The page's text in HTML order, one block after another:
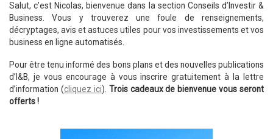
Salut, c’est Nicolas, bienvenue dans la section Conseils d’Investir &
Business. Vous y trouverez une foule de renseignements,
décryptages, avis et astuces utiles pour vos investissements et vos
business en ligne automatisés.
Pour être tenu informé des bons plans et des nouvelles publications
d’I&B, je vous encourage à vous inscrire gratuitement à la lettre
d’information (cliquez ici). Trois cadeaux de bienvenue vous seront
offerts !